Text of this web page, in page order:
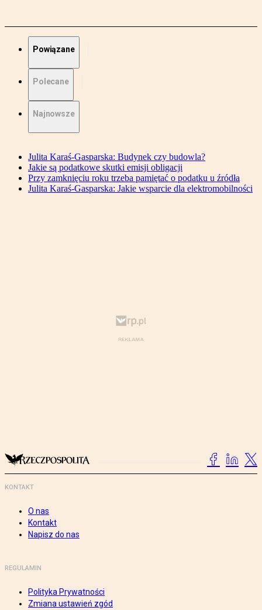
Powiązane
Polecane
Najnowsze
Julita Karaś-Gasparska: Budynek czy budowla?
Jakie są podatkowe skutki emisji obligacji
Przy zamknięciu roku trzeba pamiętać o podatku u źródła
Julita Karaś-Gasparska: Jakie wsparcie dla elektromobilności
KONTAKT
O nas
Kontakt
Napisz do nas
REGULAMIN
Polityka Prywatności
Zmiana ustawień zgód